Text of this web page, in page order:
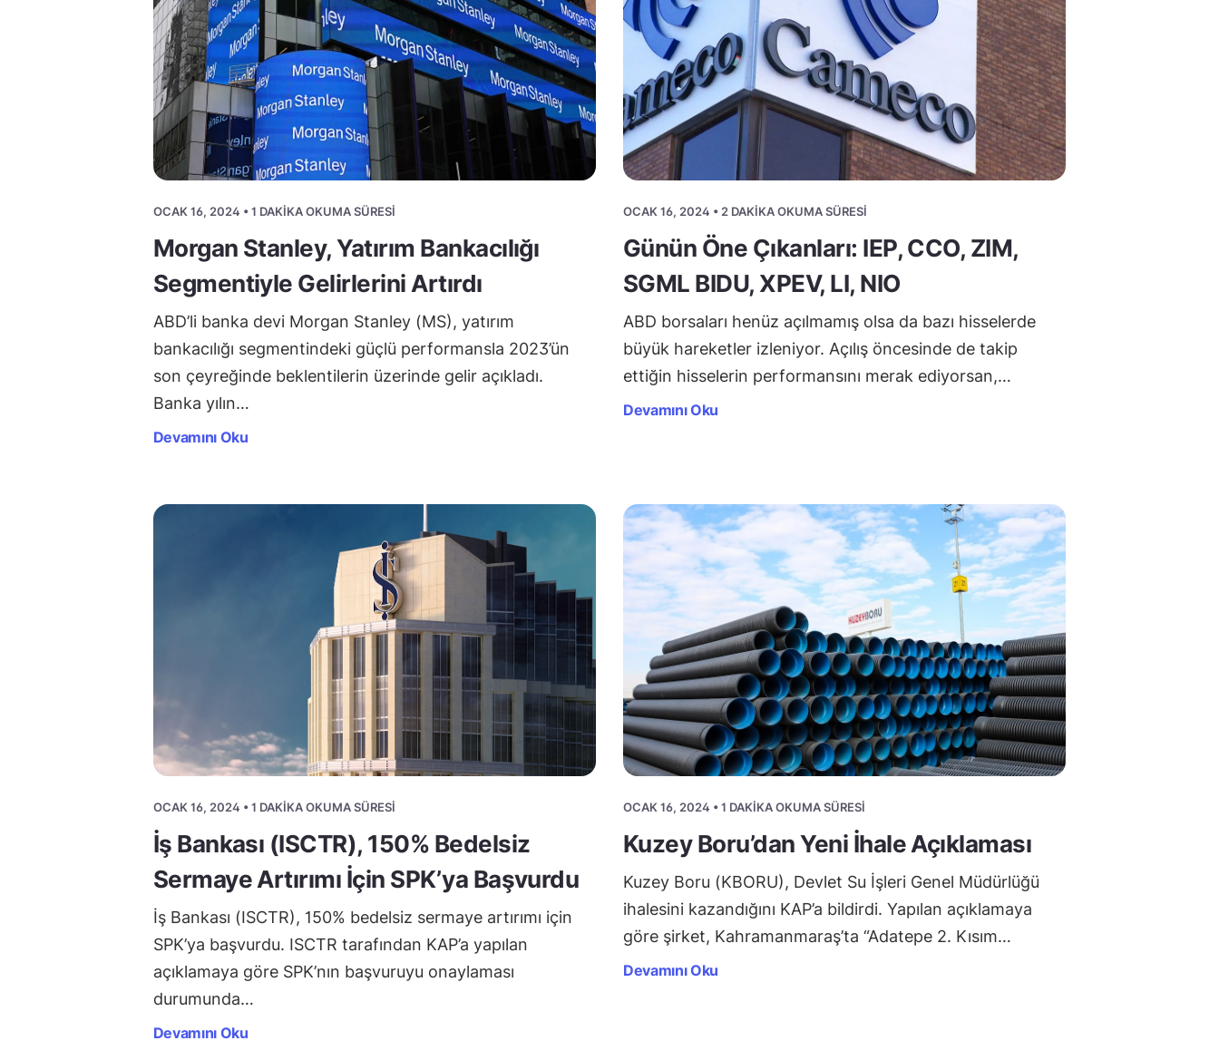
OCAK 16, 2024 • 1 DAKIKA OKUMA SÜRESI
Morgan Stanley, Yatırım Bankacılığı
Segmentiyle Gelirlerini Artırdı
ABD’li banka devi Morgan Stanley (MS), yatırım
bankacılığı segmentindeki güçlü performansla 2023’ün
son çeyreğinde beklentilerin üzerinde gelir açıkladı.
Banka yılın…
Devamını Oku
OCAK 16, 2024 • 2 DAKIKA OKUMA SÜRESI
Günün Öne Çıkanları: IEP, CCO, ZIM,
SGML BIDU, XPEV, LI, NIO
ABD borsaları henüz açılmamış olsa da bazı hisselerde
büyük hareketler izleniyor. Açılış öncesinde de takip
ettiğin hisselerin performansını merak ediyorsan,…
Devamını Oku
OCAK 16, 2024 • 1 DAKIKA OKUMA SÜRESI
İş Bankası (ISCTR), 150% Bedelsiz
Sermaye Artırımı İçin SPK’ya Başvurdu
İş Bankası (ISCTR), 150% bedelsiz sermaye artırımı için
SPK’ya başvurdu. ISCTR tarafından KAP’a yapılan
açıklamaya göre SPK’nın başvuruyu onaylaması
durumunda…
Devamını Oku
OCAK 16, 2024 • 1 DAKIKA OKUMA SÜRESI
Kuzey Boru’dan Yeni İhale Açıklaması
Kuzey Boru (KBORU), Devlet Su İşleri Genel Müdürlüğü
ihalesini kazandığını KAP’a bildirdi. Yapılan açıklamaya
göre şirket, Kahramanmaraş’ta “Adatepe 2. Kısım…
Devamını Oku